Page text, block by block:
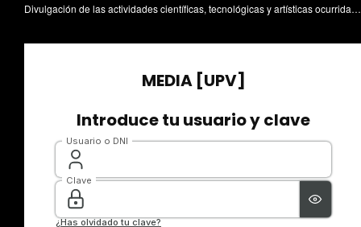
Divulgación de las actividades científicas, tecnológicas y artísticas ocurridas en los tres campus de la UPV